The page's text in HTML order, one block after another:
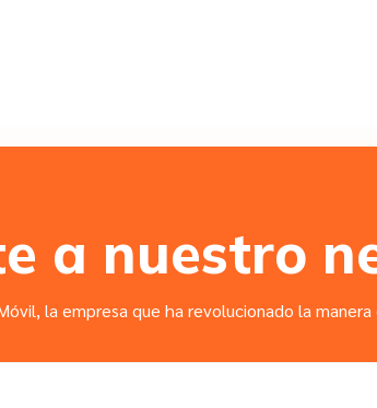
a nuestro
la empresa que ha revolucionado la